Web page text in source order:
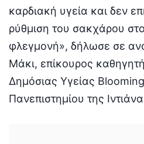
καρδιακή υγεία και δεν
ρύθμιση του σακχάρου
φλεγμονή», δήλωσε σε
Μάκι, επίκουρος
Δημόσιας Υγείας
Πανεπιστημίου της